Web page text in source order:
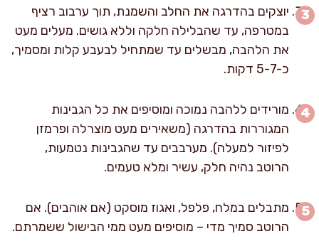
יוצקים בהדרגה את החלב והשמנת, תוך ערבוב רציף
במטרפה, עד שהבלילה חלקה וללא גושים. מעלים מעט
את הלהבה, מבשלים עד שמתחיל לבעבע קלות ומסמיך,
כ-5-7 דקות.
מורידים ללהבה נמוכה ומוסיפים את כל הגבינות
המגוררות בהדרגה (משאירים מעט מוצרלה ופרמזן
לפיזור למעלה). מערבבים עד שהגבינות נטמעות,
הרוטב נהיה חלק, עשיר ומלא טעמים.
מתבלים במלח, פלפל, ואגוז מוסקט (אם אוהבים). אם
הרוטב סמיך מדי – מוסיפים מעט ממי הבישול ששמרתם.